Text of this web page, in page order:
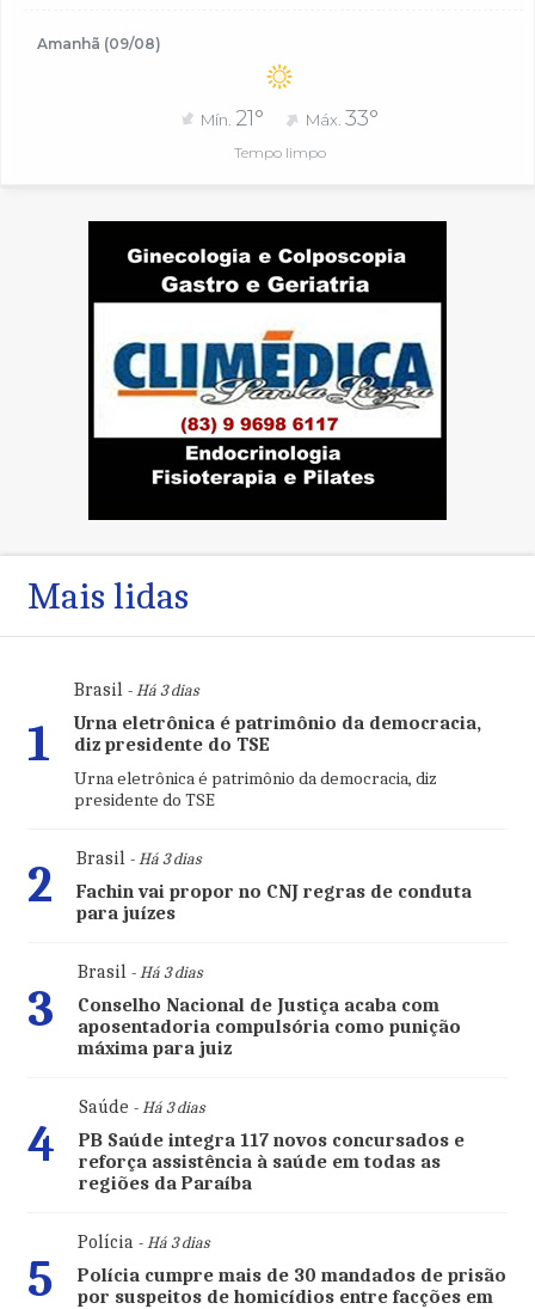
Amanhã (09/08)
Mín. 21° Máx.33°
Tempo limpo
Mais lidas
1
Brasil- Há 3 dias
Urna eletrônica é patrimônio da democracia,
diz presidente do TSE
Urna eletrônica é patrimônio da democracia, diz
presidente do TSE
2 Brasil- Há 3 dias
Fachin vai propor no CNJ regras de conduta
para juízes
3
Brasil- Há 3 dias
Conselho Nacional de Justiça acaba com
aposentadoria compulsória como punição
máxima para juiz
4
Saúde - Há 3 dias
PB Saúde integra 117 novos concursados e
reforça assistência à saúde em todas as
regiões da Paraíba
5
Polícia- Há 3 dias
Polícia cumpre mais de 30 mandados de prisão
por suspeitos de homicídios entre facções em